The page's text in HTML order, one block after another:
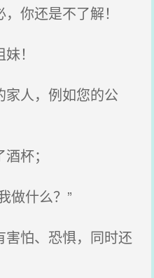
你还是不了解！
！
人，例如您的公
杯；
做什么？”
怕、恐惧，同时还